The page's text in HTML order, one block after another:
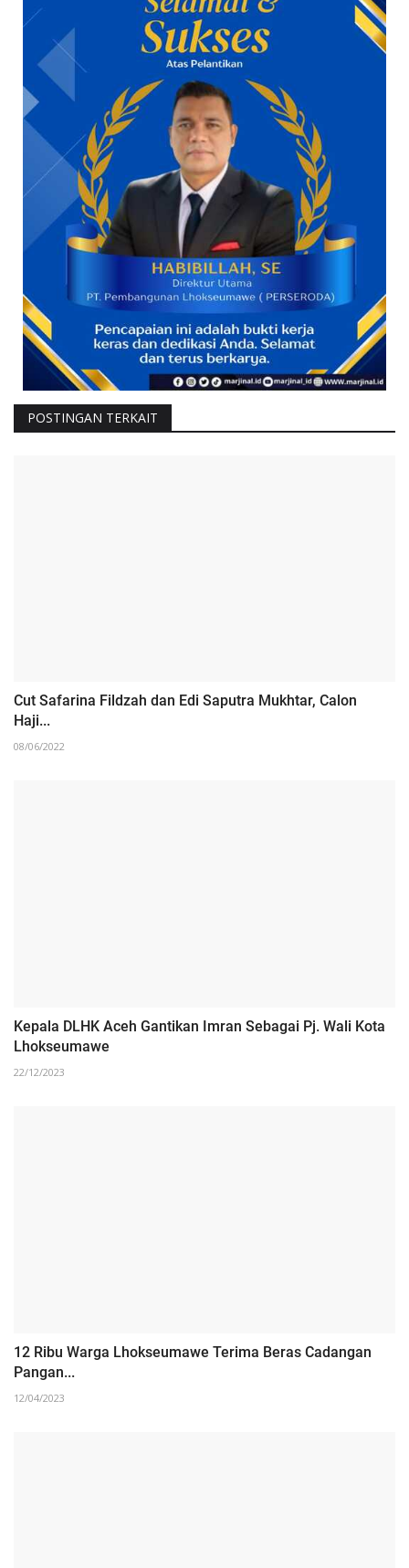
POSTINGAN TERKAIT
Cut Safarina Fildzah dan Edi Saputra Mukhtar, Calon
Haji...
08/06/2022
Kepala DLHK Aceh Gantikan Imran Sebagai Pj. Wali Kota
Lhokseumawe
22/12/2023
12 Ribu Warga Lhokseumawe Terima Beras Cadangan
Pangan...
12/04/2023